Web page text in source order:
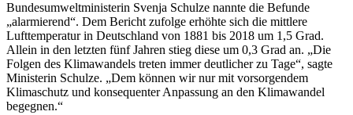
Bundesumweltministerin Svenja Schulze nannte die Befunde
„alarmierend“. Dem Bericht zufolge erhöhte sich die mittlere
Lufttemperatur in Deutschland von 1881 bis 2018 um 1,5 Grad.
Allein in den letzten fünf Jahren stieg diese um 0,3 Grad an. „Die
Folgen des Klimawandels treten immer deutlicher zu Tage“, sagte
Ministerin Schulze. „Dem können wir nur mit vorsorgendem
Klimaschutz und konsequenter Anpassung an den Klimawandel
begegnen.“